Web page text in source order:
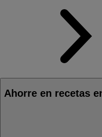
Ahorre en recetas